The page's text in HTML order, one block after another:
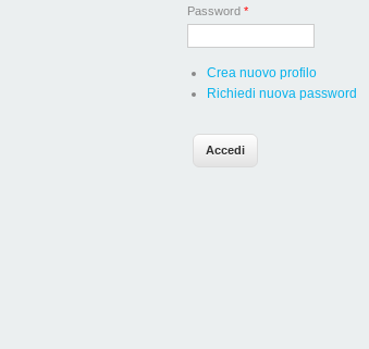
Password *
Crea nuovo profilo
Richiedi nuova password